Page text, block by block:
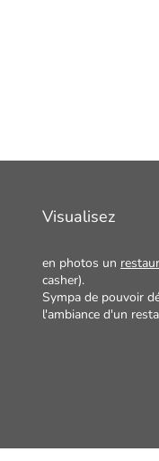
Visualisez
en photos un
casher).
Sympa de pouvoir
l'ambiance d'un